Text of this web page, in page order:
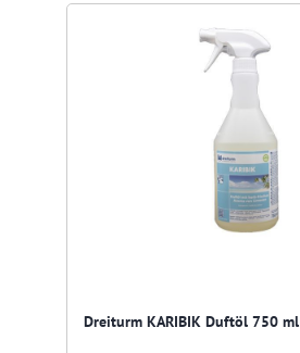
Dreiturm KARIBIK Duftöl 750 ml